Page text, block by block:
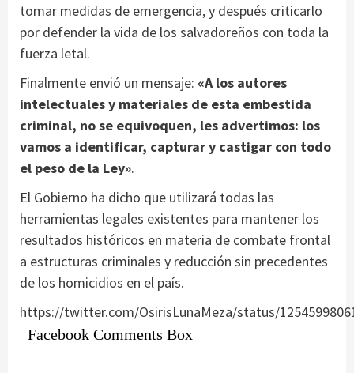
tomar medidas de emergencia, y después criticarlo
por defender la vida de los salvadoreños con toda la
fuerza letal.
Finalmente envió un mensaje: «A los autores
intelectuales y materiales de esta embestida
criminal, no se equivoquen, les advertimos: los
vamos a identificar, capturar y castigar con todo
el peso de la Ley».
El Gobierno ha dicho que utilizará todas las
herramientas legales existentes para mantener los
resultados históricos en materia de combate frontal
a estructuras criminales y reducción sin precedentes
de los homicidios en el país.
https://twitter.com/OsirisLunaMeza/status/
Facebook Comments Box